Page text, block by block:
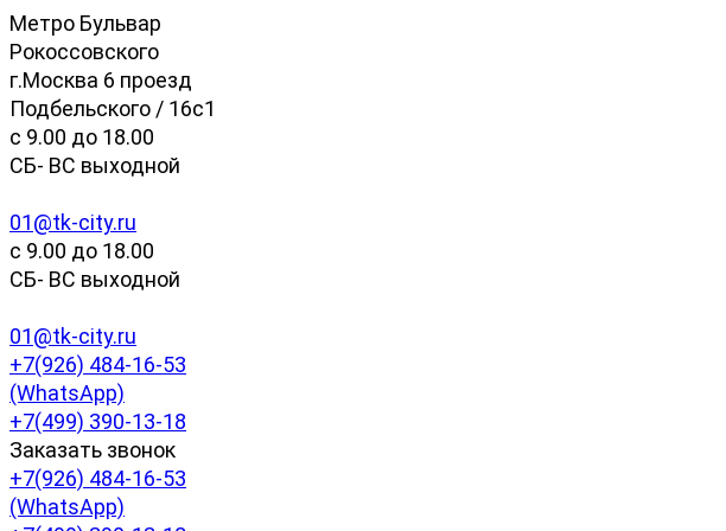
Метро Бульвар
Рокоссовского
г.Москва 6 проезд
Подбельского / 16с1
c 9.00 до 18.00
СБ- ВС выходной
01@tk-city.ru
c 9.00 до 18.00
СБ- ВС выходной
01@tk-city.ru
+7(926) 484-16-53
(WhatsApp)
+7(499) 390-13-18
Заказать звонок
+7(926) 484-16-53
(WhatsApp)